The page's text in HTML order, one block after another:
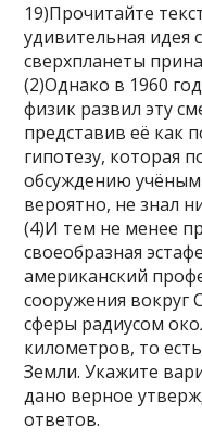
19)Прочитайте
удивительная идея
сверхпланеты
(2)Однако в 1960
физик развил эту
представив её как
гипотезу, которая
обсуждению
вероятно, не знал
(4)И тем не менее
своеобразная
американский
сооружения вокруг
сферы радиусом
километров, то
Земли. Укажите
дано верное
ответов.